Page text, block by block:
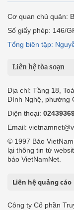
Cơ quan chủ quản:
Số giấy phép: 146/
Tổng biên tập:
Liên hệ tòa soạn
Địa chỉ: Tầng 18,
Đình Nghệ, phường
Điện thoại:
Email:
© 1997 Báo
lại thông tin từ
báo VietNamNet.
Liên hệ quảng cáo
Công ty Cổ phần